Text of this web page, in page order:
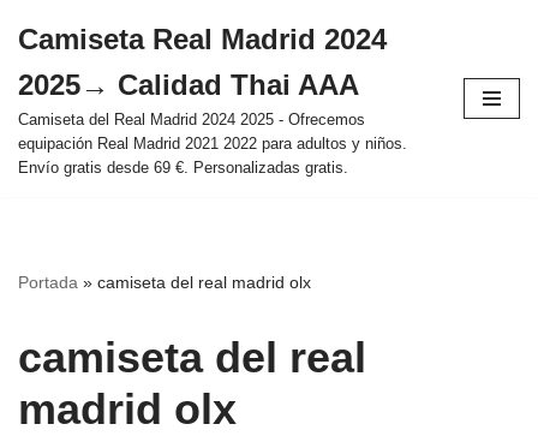
al
contenido
Camiseta Real Madrid 2024
2025→ Calidad Thai AAA
Camiseta del Real Madrid 2024 2025 - Ofrecemos
equipación Real Madrid 2021 2022 para adultos y niños.
Envío gratis desde 69 €. Personalizadas gratis.
Portada » camiseta del real madrid olx
camiseta del real
madrid olx